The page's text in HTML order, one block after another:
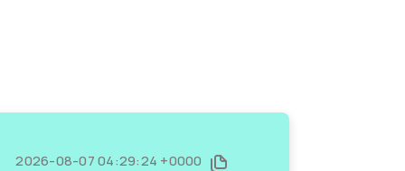
2026-08-07 04:29:24 +0000